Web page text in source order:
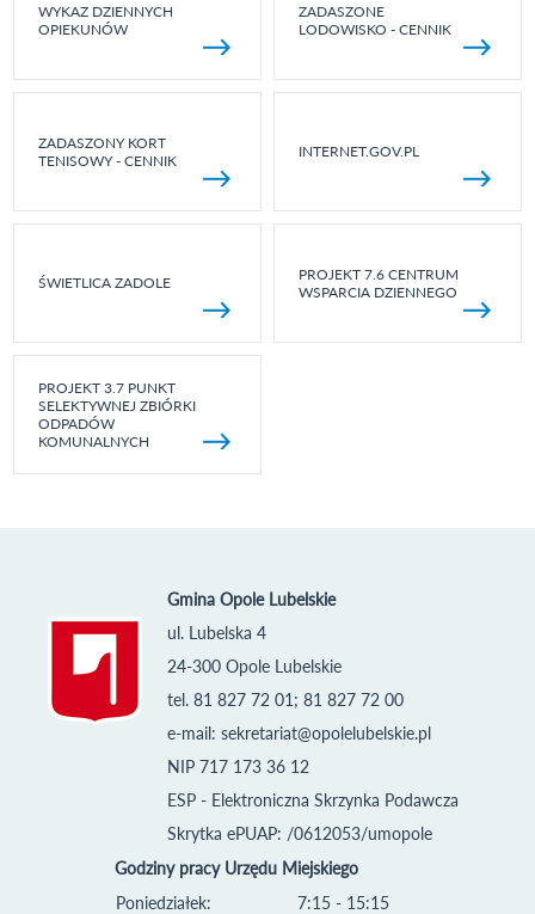
WYKAZ DZIENNYCH
OPIEKUNÓW
ZADASZONE
LODOWISKO - CENNIK
ZADASZONY KORT
TENISOWY - CENNIK
INTERNET.GOV.PL
ŚWIETLICA ZADOLE
PROJEKT 7.6 CENTRUM
WSPARCIA DZIENNEGO
PROJEKT 3.7 PUNKT
SELEKTYWNEJ ZBIÓRKI
ODPADÓW
KOMUNALNYCH
Gmina Opole Lubelskie
ul. Lubelska 4
24-300 Opole Lubelskie
tel. 81 827 72 01; 81 827 72 00
e-mail: sekretariat@opolelubelskie.pl
NIP 717 173 36 12
ESP - Elektroniczna Skrzynka Podawcza
Skrytka ePUAP: /0612053/umopole
Godziny pracy Urzędu Miejskiego
Poniedziałek:
7:15 - 15:15